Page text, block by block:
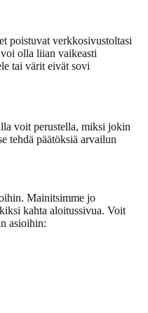
poistuvat verkkosivustoltasi
olla liian vaikeasti
tai värit eivät sovi
voit perustella, miksi jokin
tehdä päätöksiä arvailun
Mainitsimme jo
kahta aloitussivua. Voit
asioihin: